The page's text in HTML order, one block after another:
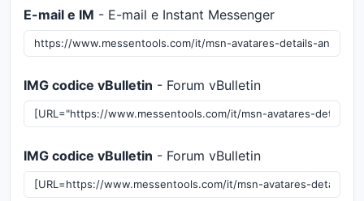
E-mail e IM - E-mail e Instant Messenger
IMG codice vBulletin - Forum vBulletin
IMG codice vBulletin - Forum vBulletin